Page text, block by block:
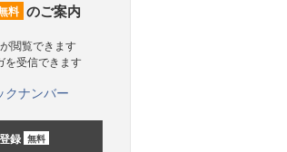
料 のご案内
閲覧できます
を受信できます
クナンバー
録 無料